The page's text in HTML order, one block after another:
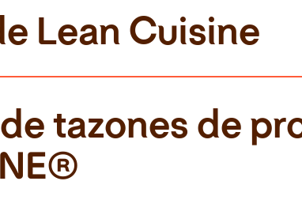
Lean Cuisine
tazones de